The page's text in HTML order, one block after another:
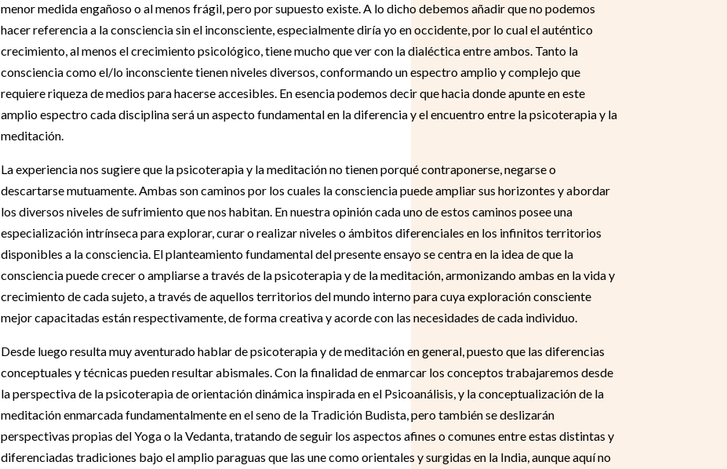
menor medida engañoso o al menos frágil, pero por supuesto existe. A lo dicho debemos añadir que no podemos
hacer referencia a la consciencia sin el inconsciente, especialmente diría yo en occidente, por lo cual el auténtico
crecimiento, al menos el crecimiento psicológico, tiene mucho que ver con la dialéctica entre ambos. Tanto la
consciencia como el/lo inconsciente tienen niveles diversos, conformando un espectro amplio y complejo que
requiere riqueza de medios para hacerse accesibles. En esencia podemos decir que hacia donde apunte en este
amplio espectro cada disciplina será un aspecto fundamental en la diferencia y el encuentro entre la psicoterapia y la
meditación.
La experiencia nos sugiere que la psicoterapia y la meditación no tienen porqué contraponerse, negarse o
descartarse mutuamente. Ambas son caminos por los cuales la consciencia puede ampliar sus horizontes y abordar
los diversos niveles de sufrimiento que nos habitan. En nuestra opinión cada uno de estos caminos posee una
especialización intrínseca para explorar, curar o realizar niveles o ámbitos diferenciales en los infinitos territorios
disponibles a la consciencia. El planteamiento fundamental del presente ensayo se centra en la idea de que la
consciencia puede crecer o ampliarse a través de la psicoterapia y de la meditación, armonizando ambas en la vida y
crecimiento de cada sujeto, a través de aquellos territorios del mundo interno para cuya exploración consciente
mejor capacitadas están respectivamente, de forma creativa y acorde con las necesidades de cada individuo.
Desde luego resulta muy aventurado hablar de psicoterapia y de meditación en general, puesto que las diferencias
conceptuales y técnicas pueden resultar abismales. Con la finalidad de enmarcar los conceptos trabajaremos desde
la perspectiva de la psicoterapia de orientación dinámica inspirada en el Psicoanálisis, y la conceptualización de la
meditación enmarcada fundamentalmente en el seno de la Tradición Budista, pero también se deslizarán
perspectivas propias del Yoga o la Vedanta, tratando de seguir los aspectos afines o comunes entre estas distintas y
diferenciadas tradiciones bajo el amplio paraguas que las une como orientales y surgidas en la India, aunque aquí no